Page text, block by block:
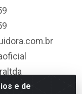
e de